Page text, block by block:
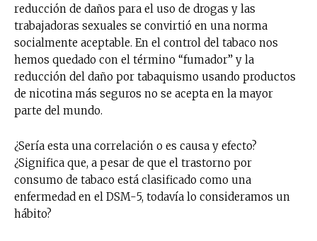
reducción de daños para el uso de drogas y las
trabajadoras sexuales se convirtió en una norma
socialmente aceptable. En el control del tabaco nos
hemos quedado con el término “fumador” y la
reducción del daño por tabaquismo usando productos
de nicotina más seguros no se acepta en la mayor
parte del mundo.
¿Sería esta una correlación o es causa y efecto?
¿Significa que, a pesar de que el trastorno por
consumo de tabaco está clasificado como una
enfermedad en el DSM-5, todavía lo consideramos un
hábito?